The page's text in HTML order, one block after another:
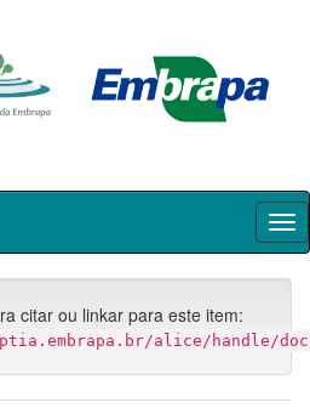
citar ou linkar para este item:
alice/handle/